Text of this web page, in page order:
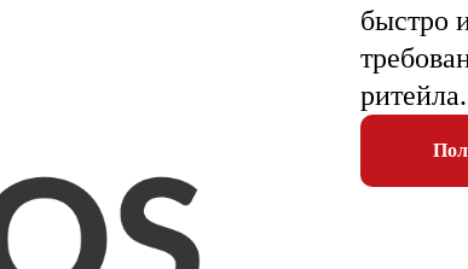
быстро
ритейла.